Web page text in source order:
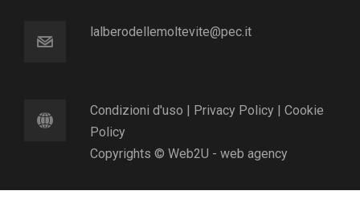
lalberodellemoltevite@pec.it
Condizioni d'uso | Privacy Policy | Cookie
Policy
Copyrights © Web2U - web agency